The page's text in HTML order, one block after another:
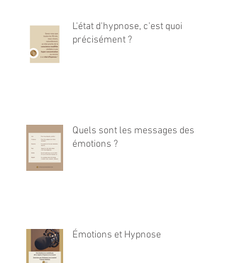
L'état d'hypnose, c'est quoi
précisément ?
Quels sont les messages des
émotions ?
Émotions et Hypnose